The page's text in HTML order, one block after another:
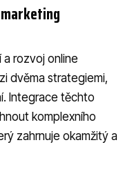
a rozvoj online
dvěma strategiemi,
Integrace těchto
komplexního
zahrnuje okamžitý a